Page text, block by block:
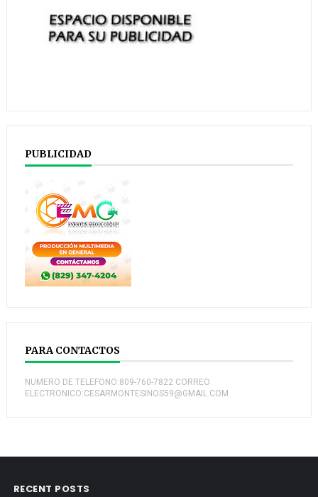
PUBLICIDAD
PARA CONTACTOS
NUMERO DE TELEFONO:809-760-7822 CORREO
ELECTRONICO:CESARMONTESINOS59@GMAIL.COM
RECENT POSTS